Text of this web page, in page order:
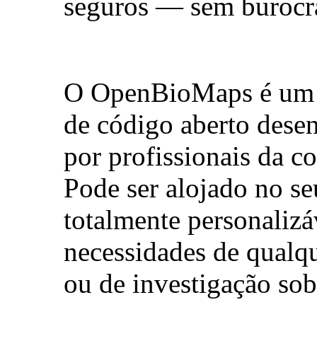
O OpenBioMaps é
de código aberto
por profissionais da
Pode ser alojado no
totalmente
necessidades de
ou de investigação